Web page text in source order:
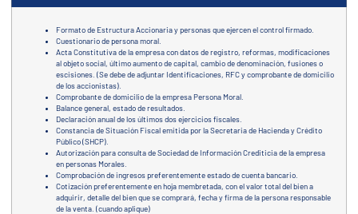
Formato de Estructura Accionaria y personas que ejercen el control firmado.
Cuestionario de persona moral.
Acta Constitutiva de la empresa con datos de registro, reformas, modificaciones
al objeto social, último aumento de capital, cambio de denominación, fusiones o
escisiones. (Se debe de adjuntar Identificaciones, RFC y comprobante de domicilio
de los accionistas).
Comprobante de domicilio de la empresa Persona Moral.
Balance general, estado de resultados.
Declaración anual de los últimos dos ejercicios fiscales.
Constancia de Situación Fiscal emitida por la Secretaria de Hacienda y Crédito
Público (SHCP).
Autorización para consulta de Sociedad de Información Crediticia de la empresa
en personas Morales.
Comprobación de ingresos preferentemente estado de cuenta bancario.
Cotización preferentemente en hoja membretada, con el valor total del bien a
adquirir, detalle del bien que se comprará, fecha y firma de la persona responsable
de la venta. (cuando aplique)